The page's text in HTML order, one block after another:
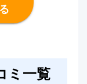
ミ一覧